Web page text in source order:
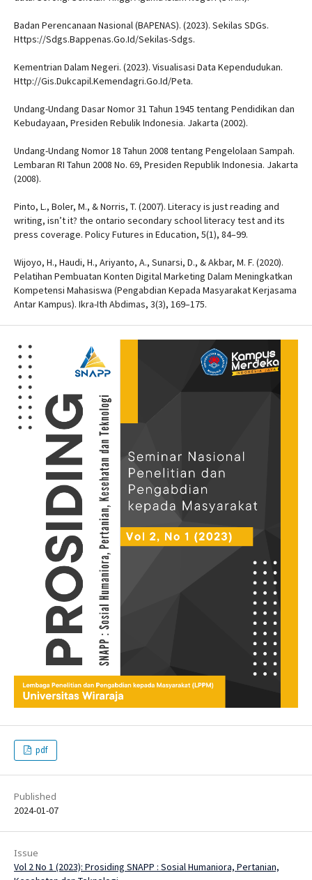
Badan Perencanaan Nasional (BAPENAS). (2023). Sekilas SDGs.
Https://Sdgs.Bappenas.Go.Id/Sekilas-Sdgs.
Kementrian Dalam Negeri. (2023). Visualisasi Data Kependudukan.
Http://Gis.Dukcapil.Kemendagri.Go.Id/Peta.
Undang-Undang Dasar Nomor 31 Tahun 1945 tentang Pendidikan dan
Kebudayaan, Presiden Rebulik Indonesia. Jakarta (2002).
Undang-Undang Nomor 18 Tahun 2008 tentang Pengelolaan Sampah.
Lembaran RI Tahun 2008 No. 69, Presiden Republik Indonesia. Jakarta
(2008).
Pinto, L., Boler, M., & Norris, T. (2007). Literacy is just reading and
writing, isn’t it? the ontario secondary school literacy test and its
press coverage. Policy Futures in Education, 5(1), 84–99.
Wijoyo, H., Haudi, H., Ariyanto, A., Sunarsi, D., & Akbar, M. F. (2020).
Pelatihan Pembuatan Konten Digital Marketing Dalam Meningkatkan
Kompetensi Mahasiswa (Pengabdian Kepada Masyarakat Kerjasama
Antar Kampus). Ikra-Ith Abdimas, 3(3), 169–175.
pdf
Published
2024-01-07
Issue
Vol 2 No 1 (2023): Prosiding SNAPP : Sosial Humaniora, Pertanian,